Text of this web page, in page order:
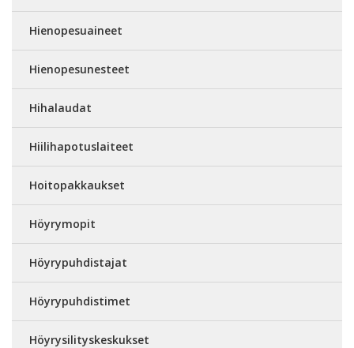
Hienopesuaineet
Hienopesunesteet
Hihalaudat
Hiilihapotuslaiteet
Hoitopakkaukset
Höyrymopit
Höyrypuhdistajat
Höyrypuhdistimet
Höyrysilityskeskukset